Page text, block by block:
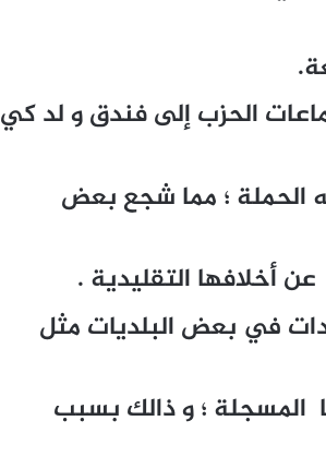
الحزب إلى فندق و لد كي
الحملة ؛ مما شجع بعض
أخلافها التقليدية .
في بعض البلديات مثل
؛ و ذالك بسبب